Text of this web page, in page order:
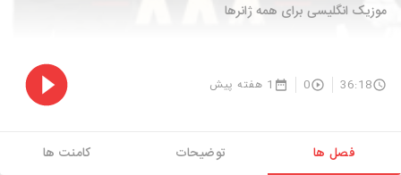
موزیک انگلیسی برای همه ژانرها
36:18
0 1 هفته پیش
فصل ها توضیحات کامنت ها